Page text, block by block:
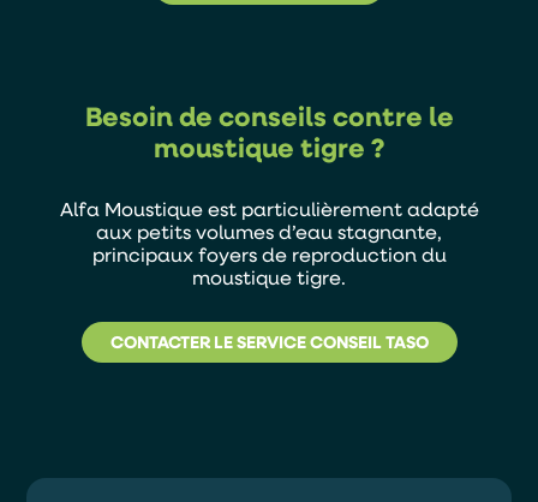
Besoin de conseils contre le
moustique tigre ?
Alfa Moustique est particulièrement adapté
aux petits volumes d’eau stagnante,
principaux foyers de reproduction du
moustique tigre.
CONTACTER LE SERVICE CONSEIL TASO